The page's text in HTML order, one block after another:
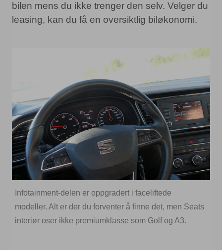
bilen mens du ikke trenger den selv. Velger du
leasing, kan du få en oversiktlig biløkonomi.
Infotainment-delen er oppgradert i faceliftede
modeller. Alt er der du forventer å finne det, men Seats
interiør oser ikke premiumklasse som Golf og A3.